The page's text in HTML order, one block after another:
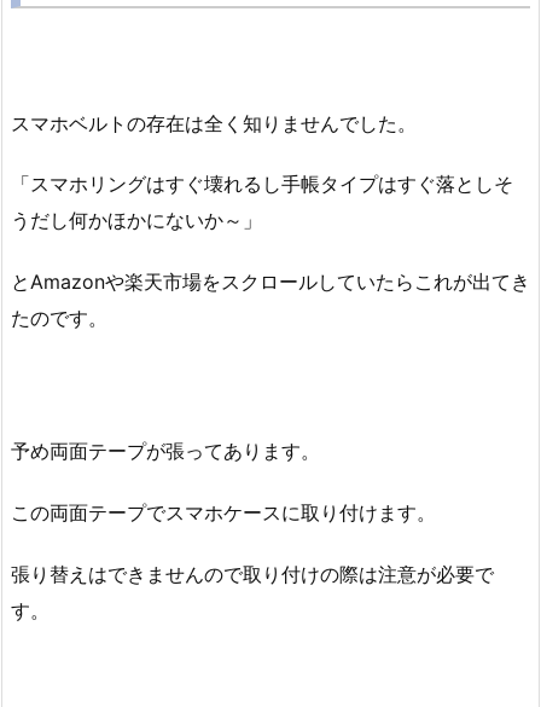
スマホベルトの存在は全く知りませんでした。
「スマホリングはすぐ壊れるし手帳タイプはすぐ落としそ
うだし何かほかにないか～」
とAmazonや楽天市場をスクロールしていたらこれが出てき
たのです。
予め両面テープが張ってあります。
この両面テープでスマホケースに取り付けます。
張り替えはできませんので取り付けの際は注意が必要で
す。